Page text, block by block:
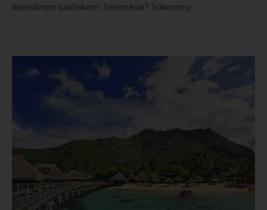
špeciálnym salónikom. Destinácia? Súkromný...